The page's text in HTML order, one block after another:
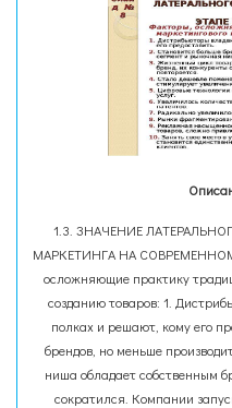
1.3. ЗНАЧЕНИЕ
МАРКЕТИНГА НА
осложняющие практику
созданию товаров: 1.
полках и решают, кому его
брендов, но меньше
ниша обладает собственным
сократился. Компании